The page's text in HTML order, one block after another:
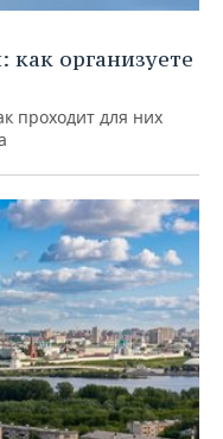
организуете
проходит для них